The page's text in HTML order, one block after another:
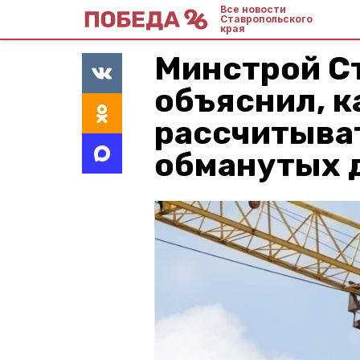
Все новости
Ставропольского
края
Минстрой
объяснил,
обманутых